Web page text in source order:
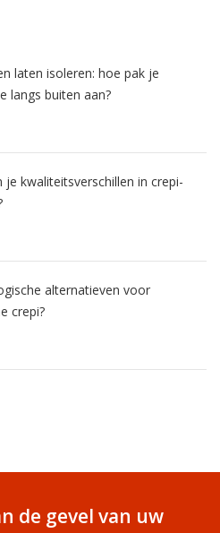
laten isoleren: hoe pak je
langs buiten aan?
je kwaliteitsverschillen in crepi-
alternatieven voor
crepi?
de gevel van uw